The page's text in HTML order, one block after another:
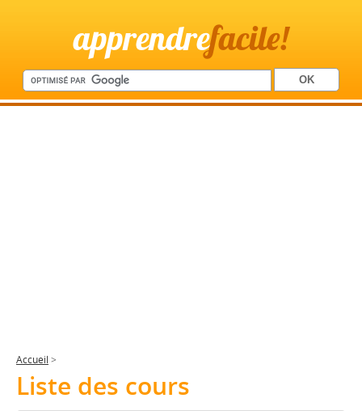
apprendrefacile!
Accueil >
Liste des cours